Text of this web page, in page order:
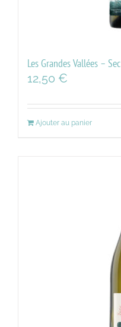
Les Grandes Vallées – Sec
12,50 €
Ajouter au panier